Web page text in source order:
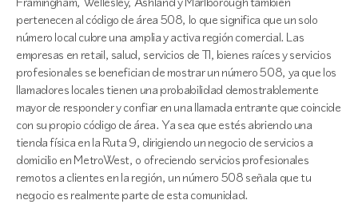
pertenecen al código de área 508, lo que significa que un solo
número local cubre una amplia y activa región comercial. Las
empresas en retail, salud, servicios de TI, bienes raíces y servicios
profesionales se benefician de mostrar un número 508, ya que los
llamadores locales tienen una probabilidad demostrablemente
mayor de responder y confiar en una llamada entrante que coincide
con su propio código de área. Ya sea que estés abriendo una
tienda física en la Ruta 9, dirigiendo un negocio de servicios a
domicilio en MetroWest, o ofreciendo servicios profesionales
remotos a clientes en la región, un número 508 señala que tu
negocio es realmente parte de esta comunidad.